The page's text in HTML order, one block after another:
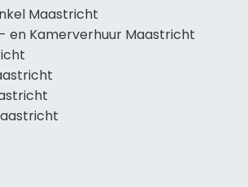
Maastricht
Kamerverhuur Maastricht